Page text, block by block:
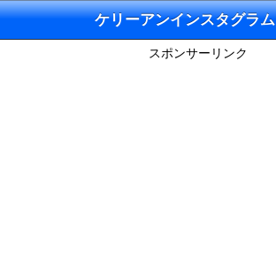
ケリーアンインスタグラム
スポンサーリンク